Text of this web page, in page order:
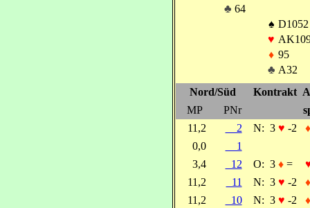
♣ 64
♠ D1052
♥
♦ 95
♣ A32
Nord/Süd
Kontrakt
MP
PNr
11,2
2 N: 3 ♥ -2
♦
0,0
1
3,4
12 O: 3 ♦=
11,2
11 N: 3 ♥ -2
♦
11,2
10 N: 3 ♥ -2
♦